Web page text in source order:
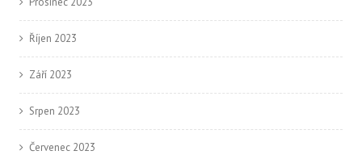
Říjen 2023
Září 2023
Srpen 2023
Červenec 2023